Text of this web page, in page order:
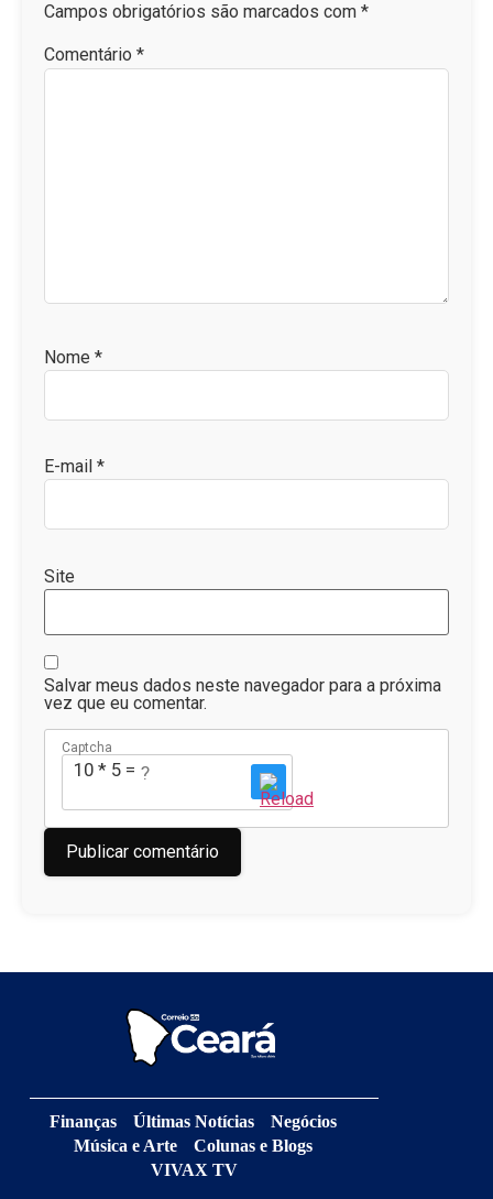
Campos obrigatórios são marcados com *
Comentário *
Nome *
E-mail *
Site
Salvar meus dados neste navegador para a próxima
vez que eu comentar.
Captcha
10 * 5 = ?
Finanças Últimas Notícias
Negócios
Música e Arte
Colunas e Blogs
VIVAX TV